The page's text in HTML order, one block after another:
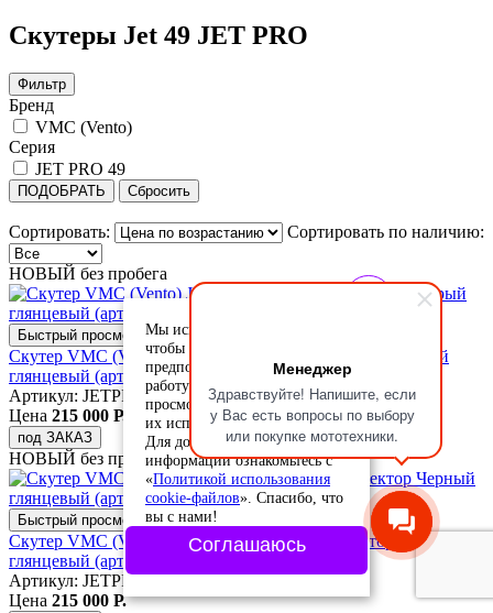
Менеджер
Здравствуйте! Напишите, если
у Вас есть вопросы по выбору
или покупке мототехники.
Скутеры Jet 49 JET PRO
Фильтр
Бренд
VMC (Vento)
Серия
JET PRO 49
ПОДОБРАТЬ Сбросить
Сортировать: Сортировать по наличию:
НОВЫЙ без пробега
Быстрый просмотр
Скутер VMC (Vento) JET PRO (49/180cc) инжектор Серый
глянцевый (арт. JETPRO49-GrayGlossy)
Артикул: JETPRO49-GrayGlossy
Цена 215 000 Р.
под ЗАКАЗ
НОВЫЙ без пробега
Быстрый просмотр
Скутер VMC (Vento) JET PRO (49/180cc) инжектор Черный
глянцевый (арт. JETPRO49-Black)
Артикул: JETPRO49-Black
Цена 215 000 Р.
Мы используем cookie-файлы,
чтобы учесть ваши
предпочтения и улучшить
работу сайта. Продолжая
просмотр, вы соглашаетесь с
их использованием.
Для дополнительной
информации ознакомьтесь с
«Политикой использования
cookie-файлов». Спасибо, что
вы с нами!
Соглашаюсь